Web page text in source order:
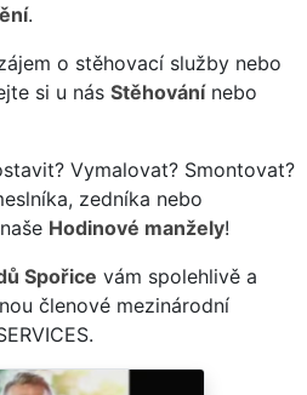
.
o stěhovací služby nebo
si u nás Stěhovánínebo
Vymalovat? Smontovat?
zedníka nebo
Hodinové manžely!
Spořice vám spolehlivě a
členové mezinárodní